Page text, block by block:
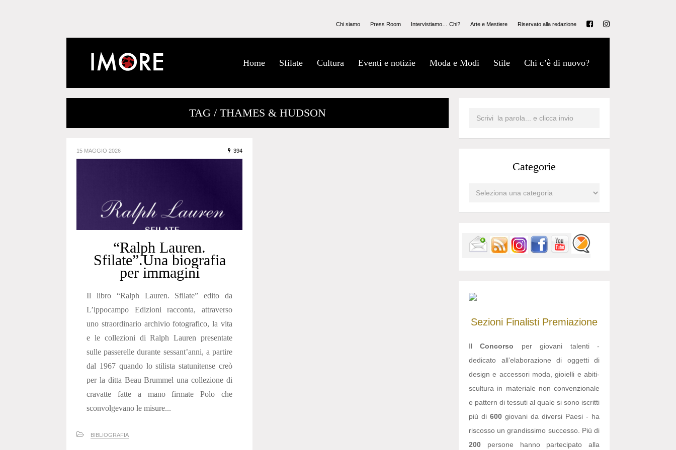
Chi siamo Press Room Intervistiamo… Chi? Arte e Mestiere Riservato alla redazione
Home Sfilate Cultura Eventi e notizie Moda e Modi Stile Chi c’è di nuovo?
TAG / THAMES & HUDSON
15 MAGGIO 2026 394
“Ralph Lauren.
Sfilate”.Una biografia
per immagini
Il libro “Ralph Lauren. Sfilate” edito da
L’ippocampo Edizioni racconta, attraverso
uno straordinario archivio fotografico, la vita
e le collezioni di Ralph Lauren presentate
sulle passerelle durante sessant’anni, a partire
dal 1967 quando lo stilista statunitense creò
per la ditta Beau Brummel una collezione di
cravatte fatte a mano firmate Polo che
sconvolgevano le misure...
BIBLIOGRAFIA
Categorie
Sezioni Finalisti Premiazione
IlConcorso per giovani talenti -
dedicato all’elaborazione di oggetti di
design e accessori moda, gioielli e abiti-
scultura in materiale non convenzionale
e pattern di tessuti al quale si sono iscritti
più di 600 giovani da diversi Paesi - ha
riscosso un grandissimo successo. Più di
200 persone hanno partecipato alla